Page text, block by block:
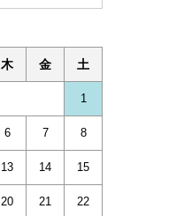
木 金 土
1
6 7 8
13 14 15
20 21 22